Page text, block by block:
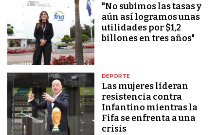
"No subimos las tasas y
aún así logramos unas
utilidades por $1,2
billones en tres años"
DEPORTE
Las mujeres lideran
resistencia contra
Infantino mientras la
Fifa se enfrenta a una
crisis